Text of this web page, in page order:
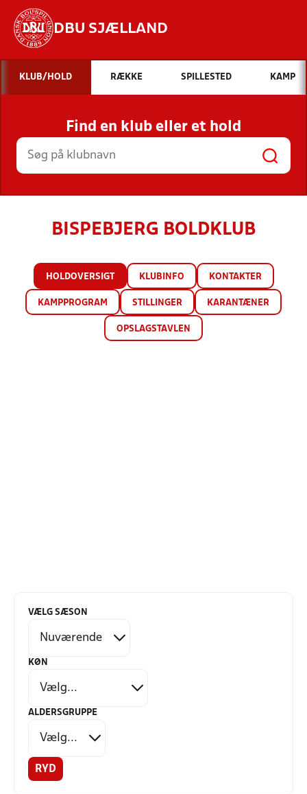
DBU SJÆLLAND
Hvad vil du søge efter?
INDHOLD OG NYHEDER
STILLINGER, RESULTATER, KLUBBER OG
HOLD
KLUB/HOLD RÆKKE SPILLESTED KAMP
Find en klub eller et hold
BISPEBJERG BOLDKLUB
HOLDOVERSIGT KLUBINFO KONTAKTER
KAMPPROGRAM STILLINGER KARANTÆNER
OPSLAGSTAVLEN
VÆLG SÆSON
KØN
ALDERSGRUPPE
RYD